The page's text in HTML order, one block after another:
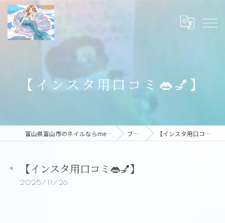
【インスタ用口コミ👄💅】
富山県富山市のネイルならmermaid nail ブログ 【インスタ用口コミ👄💅】
【インスタ用口コミ👄💅】
2025/11/26